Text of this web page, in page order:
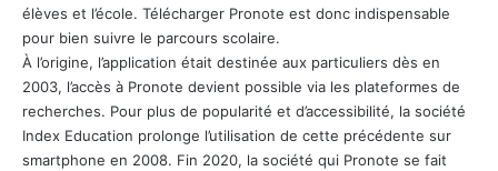
élèves et l’école. Télécharger Pronote est donc indispensable
pour bien suivre le parcours scolaire.
À l’origine, l’application était destinée aux particuliers dès en
2003, l’accès à Pronote devient possible via les plateformes de
recherches. Pour plus de popularité et d’accessibilité, la société
Index Education prolonge l’utilisation de cette précédente sur
smartphone en 2008. Fin 2020, la société qui Pronote se fait